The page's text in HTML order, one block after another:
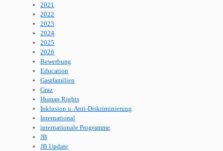
2021
2022
2023
2024
2025
2026
Bewerbung
Education
Gastfamilien
Graz
Human Rights
Inklusion u. Anti-Diskriminierung
International
internationale Programme
JB
JB Update